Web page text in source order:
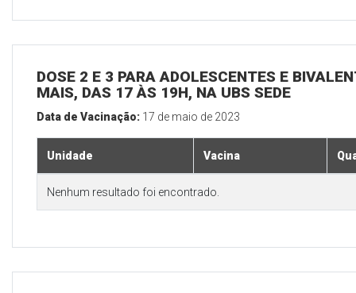
DOSE 2 E 3 PARA ADOLESCENTES E
MAIS, DAS 17 ÀS 19H, NA UBS SEDE
Data de Vacinação: 17 de maio de 2023
Unidade Vacina
Nenhum resultado foi encontrado.